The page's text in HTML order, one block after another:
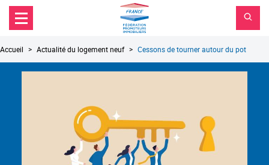
Aller au contenu principal
Aller au menu principal
Aller à la recherche
FPI
France
Accueil Actualité du logement neuf Cessons de tourner autour du pot